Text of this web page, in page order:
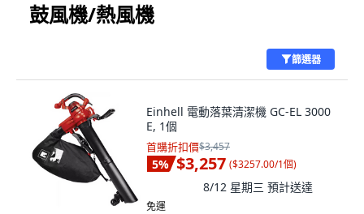
鼓風機/熱風機
篩選器
Einhell 電動落葉清潔機 GC-EL 3000
E, 1個
首購折扣價$3,457
5% $3,257 ($3257.00/1個)
8/12 星期三 預計送達
免運